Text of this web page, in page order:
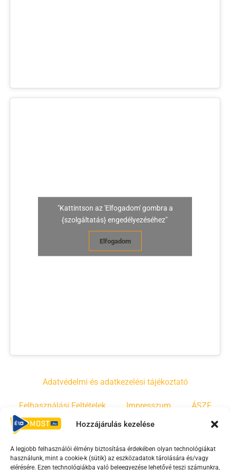
Hozzájárulás kezelése
A legjobb felhasználói élmény biztosítása érdekében olyan technológiákat
használunk, mint a cookie-k (sütik) az eszközadatok tárolására és/vagy
elérésére. Ezen technológiákba való beleegyezése lehetővé teszi számunkra,
"Kattintson az 'Elfogadom' gombra a
{szolgáltatás} engedélyezéséhez"
Elfogadom
Adatvédelmi és adatkezelési tájékoztató
Felhasználási Feltételek Impresszum ÁSZF
Irányelvek Moderálási szabályzat